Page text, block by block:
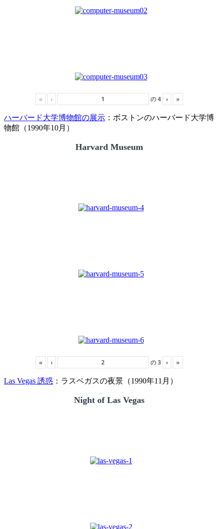
« ‹ の4 › »
ハーバード大学博物館の展示 ：ボストンのハーバード大学博
物館（1990年10月）
Harvard Museum
« ‹ の3 › »
Las Vegas 誘惑 ：ラスベガスの夜景（1990年11月）
Night of Las Vegas